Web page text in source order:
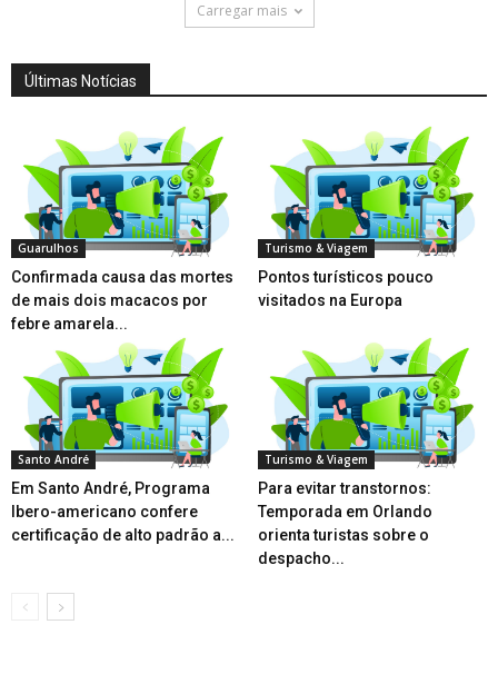
Carregar mais
Últimas Notícias
Guarulhos
Confirmada causa das mortes
de mais dois macacos por
febre amarela...
Turismo & Viagem
Pontos turísticos pouco
visitados na Europa
Santo André
Em Santo André, Programa
Ibero-americano confere
certificação de alto padrão a...
Turismo & Viagem
Para evitar transtornos:
Temporada em Orlando
orienta turistas sobre o
despacho...